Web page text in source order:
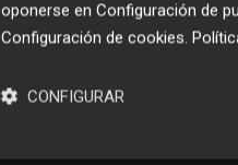
oponerse en Configuración de
Configuración de cookies.
CONFIGURAR